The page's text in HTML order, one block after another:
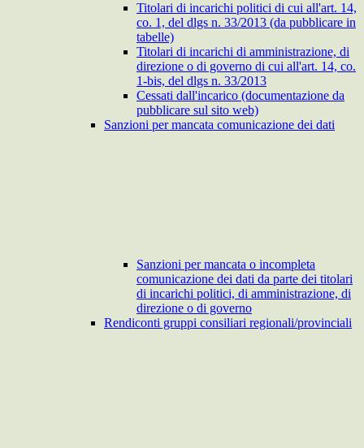
Titolari di incarichi politici di cui all'art. 14,
co. 1, del dlgs n. 33/2013 (da pubblicare in
tabelle)
Titolari di incarichi di amministrazione, di
direzione o di governo di cui all'art. 14, co.
1-bis, del dlgs n. 33/2013
Cessati dall'incarico (documentazione da
pubblicare sul sito web)
Sanzioni per mancata comunicazione dei dati
Sanzioni per mancata o incompleta
comunicazione dei dati da parte dei titolari
di incarichi politici, di amministrazione, di
direzione o di governo
Rendiconti gruppi consiliari regionali/provinciali